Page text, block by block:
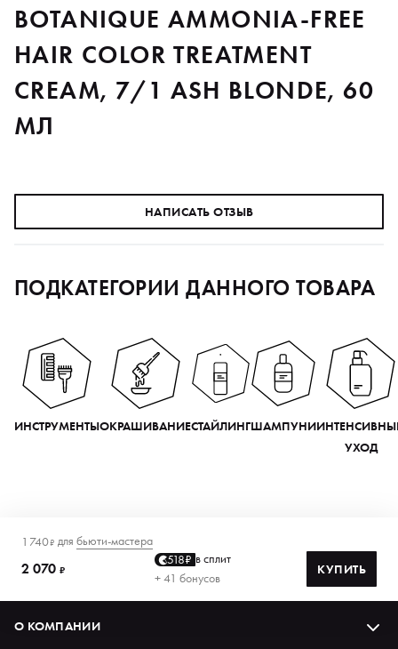
BOTANIQUE AMMONIA-FREE
HAIR COLOR TREATMENT
CREAM, 7/1 ASH BLONDE, 60
МЛ
НАПИСАТЬ ОТЗЫВ
ПОДКАТЕГОРИИ ДАННОГО ТОВАРА
ИНСТРУМЕНТЫОКРАШИВАНИЕСТАЙЛИНГШАМПУНИ
УХОД
1 740₽ для бьюти-мастера
2 070 ₽
518₽ в сплит
+ 41 бонусов
КУПИТЬ
О КОМПАНИИ